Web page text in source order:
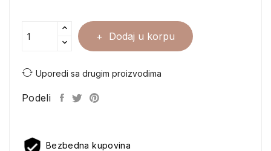
Dodaj u korpu
Uporedi sa drugim proizvodima
Podeli
Bezbedna kupovina